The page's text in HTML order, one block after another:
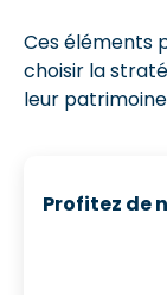
Ces éléments
choisir la
leur
Profitez de